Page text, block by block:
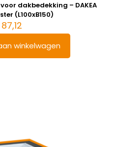
voor dakbedekking – DAKEA
(L100xB150)
87,12
winkelwagen